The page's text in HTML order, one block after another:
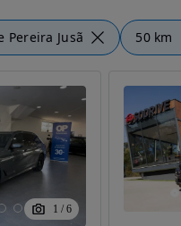
Pereira Jusã 50 km
1 / 6